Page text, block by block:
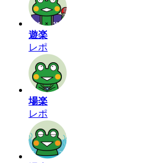
遊楽
レポ
場楽
レポ